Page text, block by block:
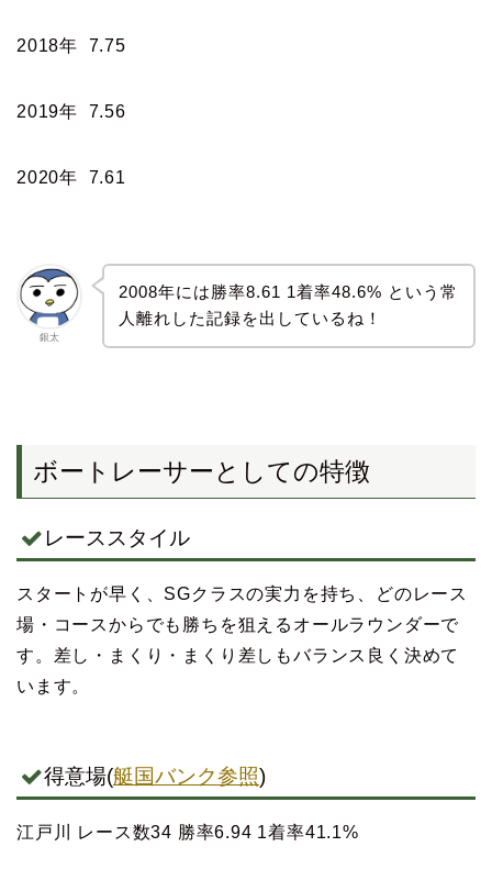
2018年 7.75
2019年 7.56
2020年 7.61
銀太
2008年には勝率8.61 1着率48.6% という常
人離れした記録を出しているね！
ボートレーサーとしての特徴
レーススタイル
スタートが早く、SGクラスの実力を持ち、どのレース
場・コースからでも勝ちを狙えるオールラウンダーで
す。差し・まくり・まくり差しもバランス良く決めて
います。
得意場(艇国バンク参照)
江戸川 レース数34 勝率6.94 1着率41.1%